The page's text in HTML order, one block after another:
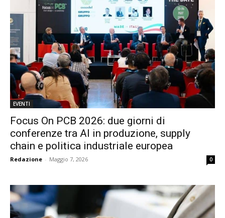
EVENTI
Focus On PCB 2026: due giorni di
conferenze tra AI in produzione, supply
chain e politica industriale europea
Redazione - Maggio 7, 2026 0